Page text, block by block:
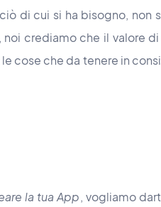
di cui si ha bisogno, non
crediamo che il valore
cose che da tenere in
la tua App, vogliamo